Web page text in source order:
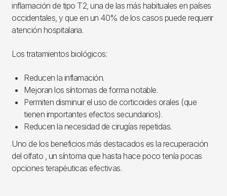
inflamación de tipo T2, una de las más habituales en países
occidentales, y que en un 40% de los casos puede requerir
atención hospitalaria.
Los tratamientos biológicos:
Reducen la inflamación.
Mejoran los síntomas de forma notable.
Permiten disminuir el uso de corticoides orales (que
tienen importantes efectos secundarios).
Reducen la necesidad de cirugías repetidas.
Uno de los beneficios más destacados es la recuperación
del olfato , un síntoma que hasta hace poco tenía pocas
opciones terapéuticas efectivas.